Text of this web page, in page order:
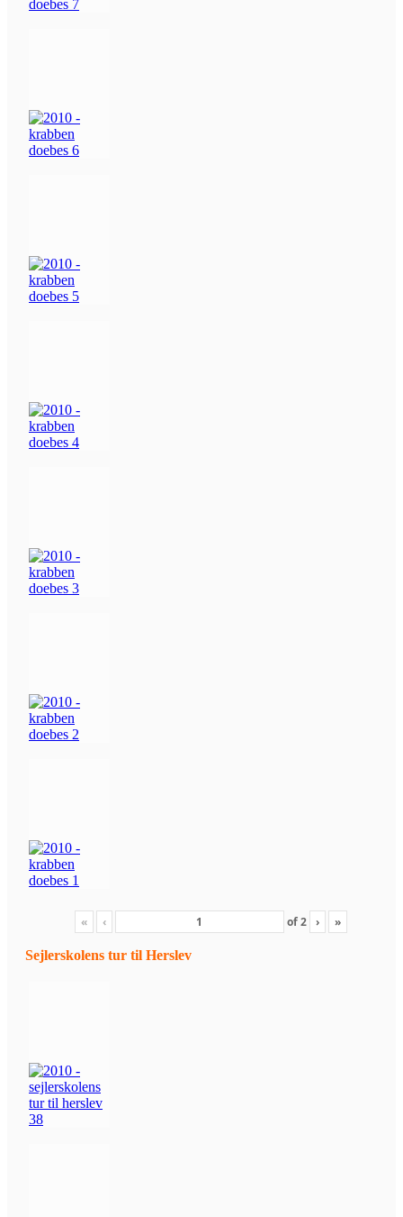
« ‹ of2 › »
Sejlerskolens tur til Herslev